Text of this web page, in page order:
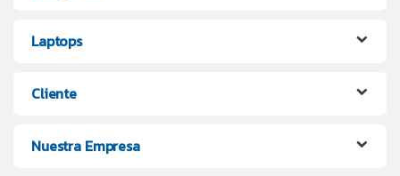
Laptops
Cliente
Nuestra Empresa